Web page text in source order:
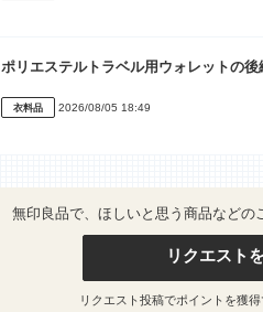
ポリエステルトラベル用ウォレットの後
衣料品 2026/08/05 18:49
無印良品で、ほしいと思う商品などの
リクエスト
リクエスト投稿でポイントを獲得